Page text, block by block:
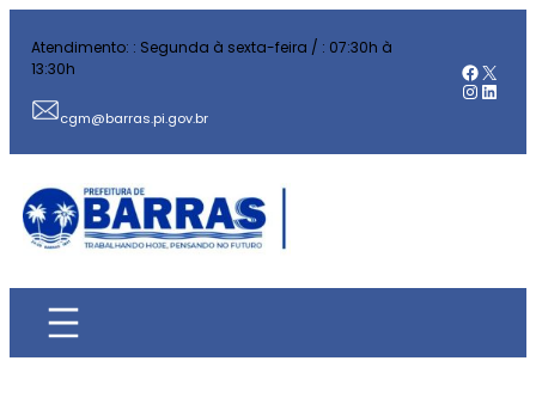
para
conteúdo
Atendimento: : Segunda à sexta-feira / : 07:30h à
13:30h
cgm@barras.pi.gov.br
X